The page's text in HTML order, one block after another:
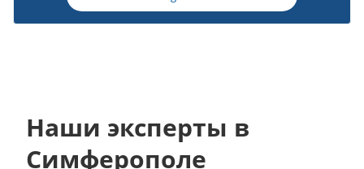
Наши эксперты в
Симферополе